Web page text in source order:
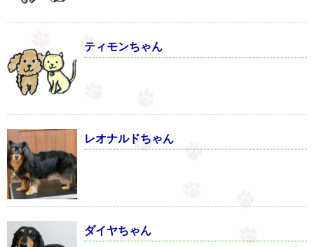
ティモンちゃん
レオナルドちゃん
ダイヤちゃん